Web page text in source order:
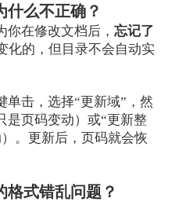
什么不正确？
你在修改文档后，忘记了
化的，但目录不会自动实
单击，选择“更新域”，然
是页码变动）或“更新整
。更新后，页码就会恢
格式错乱问题？